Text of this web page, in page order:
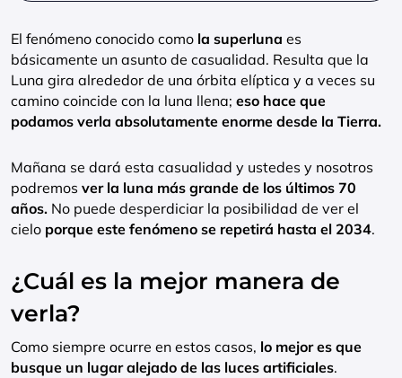
El fenómeno conocido como la superluna es
básicamente un asunto de casualidad. Resulta que la
Luna gira alrededor de una órbita elíptica y a veces su
camino coincide con la luna llena; eso hace que
podamos verla absolutamente enorme desde la Tierra.
Mañana se dará esta casualidad y ustedes y nosotros
podremos ver la luna más grande de los últimos 70
años. No puede desperdiciar la posibilidad de ver el
cielo porque este fenómeno se repetirá hasta el 2034.
¿Cuál es la mejor manera de
verla?
Como siempre ocurre en estos casos, lo mejor es que
busque un lugar alejado de las luces artificiales.